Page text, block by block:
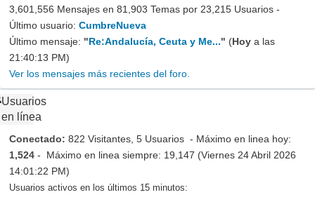
3,601,556 Mensajes en 81,903 Temas por 23,215 Usuarios -
Último usuario: CumbreNueva
Último mensaje: "Re:Andalucía, Ceuta y Me..." (Hoy a las
21:40:13 PM)
Ver los mensajes más recientes del foro.
Usuarios
en línea
Conectado: 822 Visitantes, 5 Usuarios - Máximo en linea hoy:
1,524 - Máximo en linea siempre: 19,147 (Viernes 24 Abril 2026
14:01:22 PM)
Usuarios activos en los últimos 15 minutos: